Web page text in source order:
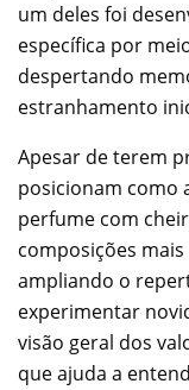
um deles foi
específica por
despertando
estranhamento
Apesar de terem
posicionam como
perfume com
composições
ampliando o
experimentar
visão geral dos
que ajuda a